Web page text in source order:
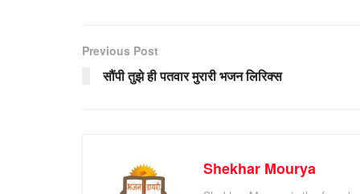
Previous Post
सौंपी तुझे ही पतवार मुरारी भजन लिरिक्स
Shekhar Mourya